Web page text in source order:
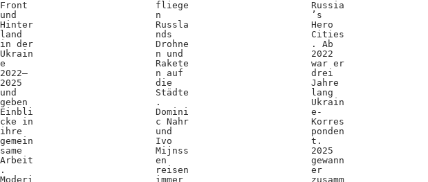
Front
und
Hinter
land
in der
Ukrain
e
2022–
2025
und
geben
Einbli
cke in
ihre
gemein
same
Arbeit
.
Moderi
fliege
n
Russla
nds
Drohne
n und
Rakete
n auf
die
Städte
.
Domini
c Nahr
und
Ivo
Mijnss
en
reisen
immer
Russia
’s
Hero
Cities
. Ab
2022
war er
drei
Jahre
lang
Ukrain
e-
Korres
ponden
t.
2025
gewann
er
zusamm